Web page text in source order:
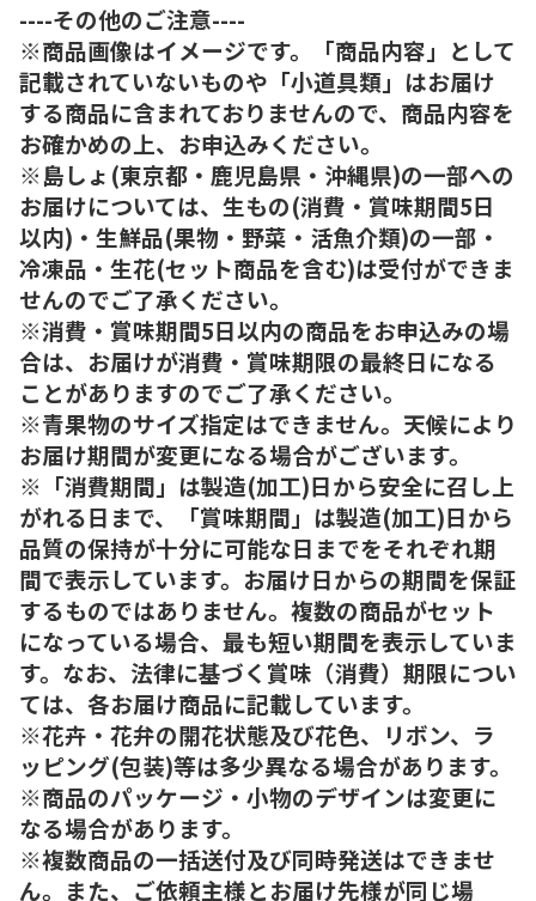
----その他のご注意----
※商品画像はイメージです。「商品内容」として
記載されていないものや「小道具類」はお届け
する商品に含まれておりませんので、商品内容を
お確かめの上、お申込みください。
※島しょ(東京都・鹿児島県・沖縄県)の一部への
お届けについては、生もの(消費・賞味期間5日
以内)・生鮮品(果物・野菜・活魚介類)の一部・
冷凍品・生花(セット商品を含む)は受付ができま
せんのでご了承ください。
※消費・賞味期間5日以内の商品をお申込みの場
合は、お届けが消費・賞味期限の最終日になる
ことがありますのでご了承ください。
※青果物のサイズ指定はできません。天候により
お届け期間が変更になる場合がございます。
※「消費期間」は製造(加工)日から安全に召し上
がれる日まで、「賞味期間」は製造(加工)日から
品質の保持が十分に可能な日までをそれぞれ期
間で表示しています。お届け日からの期間を保証
するものではありません。複数の商品がセット
になっている場合、最も短い期間を表示していま
す。なお、法律に基づく賞味（消費）期限につい
ては、各お届け商品に記載しています。
※花卉・花弁の開花状態及び花色、リボン、ラ
ッピング(包装)等は多少異なる場合があります。
※商品のパッケージ・小物のデザインは変更に
なる場合があります。
※複数商品の一括送付及び同時発送はできませ
ん。また、ご依頼主様とお届け先様が同じ場